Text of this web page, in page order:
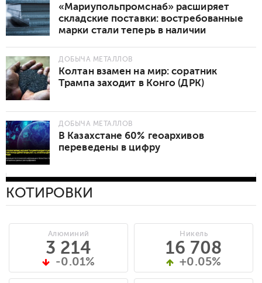
«Мариупольпромснаб» расширяет
складские поставки: востребованные
марки стали теперь в наличии
ДОБЫЧА МЕТАЛЛОВ
Колтан взамен на мир: соратник
Трампа заходит в Конго (ДРК)
ДОБЫЧА МЕТАЛЛОВ
В Казахстане 60% геоархивов
переведены в цифру
КОТИРОВКИ
Алюминий
3 214
-0.01%
Никель
16 708
+0.05%